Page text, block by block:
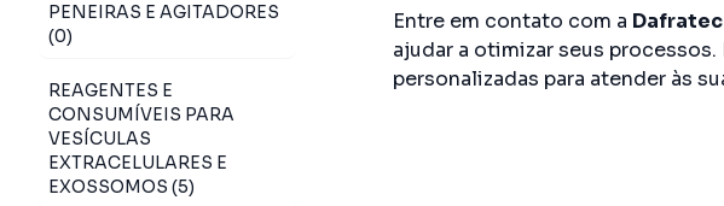
Entre em contato com a Dafratec
ajudar a otimizar seus
personalizadas para atender às
PENEIRAS E AGITADORES
(0)
REAGENTES E
CONSUMÍVEIS PARA
VESÍCULAS
EXTRACELULARES E
EXOSSOMOS (5)